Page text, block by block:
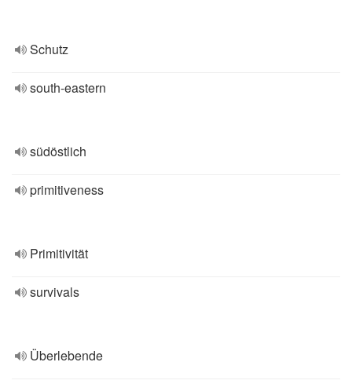
Schutz
south-eastern
südöstlich
primitiveness
Primitivität
survivals
Überlebende